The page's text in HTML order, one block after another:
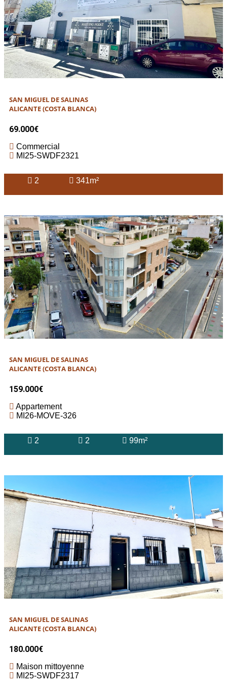
SAN MIGUEL DE SALINAS
ALICANTE (COSTA BLANCA)
69.000€
Commercial
MI25-SWDF2321
2 341m²
SAN MIGUEL DE SALINAS
ALICANTE (COSTA BLANCA)
159.000€
Appartement
MI26-MOVE-326
2 2 99m²
SAN MIGUEL DE SALINAS
ALICANTE (COSTA BLANCA)
180.000€
Maison mittoyenne
MI25-SWDF2317